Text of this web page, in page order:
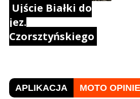
Ujście Białki do
jez.
Czorsztyńskiego
APLIKACJA MOTO OPINIE